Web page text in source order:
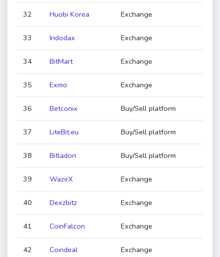
32 Huobi Korea Exchange
33 Indodax Exchange
34 BitMart Exchange
35 Exmo Exchange
36 Betconix Buy/Sell platform
37 LiteBit.eu Buy/Sell platform
38 Bitladon Buy/Sell platform
39 WazirX Exchange
40 Dexzbitz Exchange
41 CoinFalcon Exchange
42 Coindeal Exchange